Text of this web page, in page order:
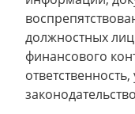
должностных лиц
финансового